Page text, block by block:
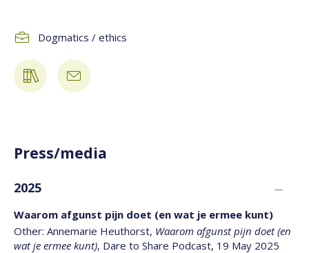
Dogmatics / ethics
Press/media
2025
Waarom afgunst pijn doet (en wat je ermee kunt)
Other: Annemarie Heuthorst, Waarom afgunst pijn doet (en
wat je ermee kunt), Dare to Share Podcast, 19 May 2025